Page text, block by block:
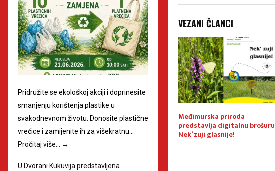
VEZANI ČLANCI
Zelena U Prelogu i na
Svetomartinskoj Muri održava
se XXVI. Godišnji seminar
Međimurska priroda
predstavlja digitalnu brošuru
Nek’ zuji glasnije!
Pridružite se ekološkoj akciji i doprinesite
smanjenju korištenja plastike u
svakodnevnom životu. Donosite plastične
vrećice i zamijenite ih za višekratnu…
Pročitaj više…
→
U Dvorani Kukuvija predstavljena